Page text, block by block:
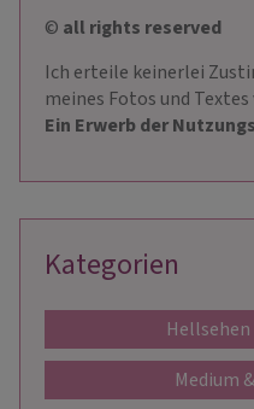
© all rights reserved
Ich erteile keinerlei
meines Fotos und
Ein Erwerb der
Kategorien
Medium